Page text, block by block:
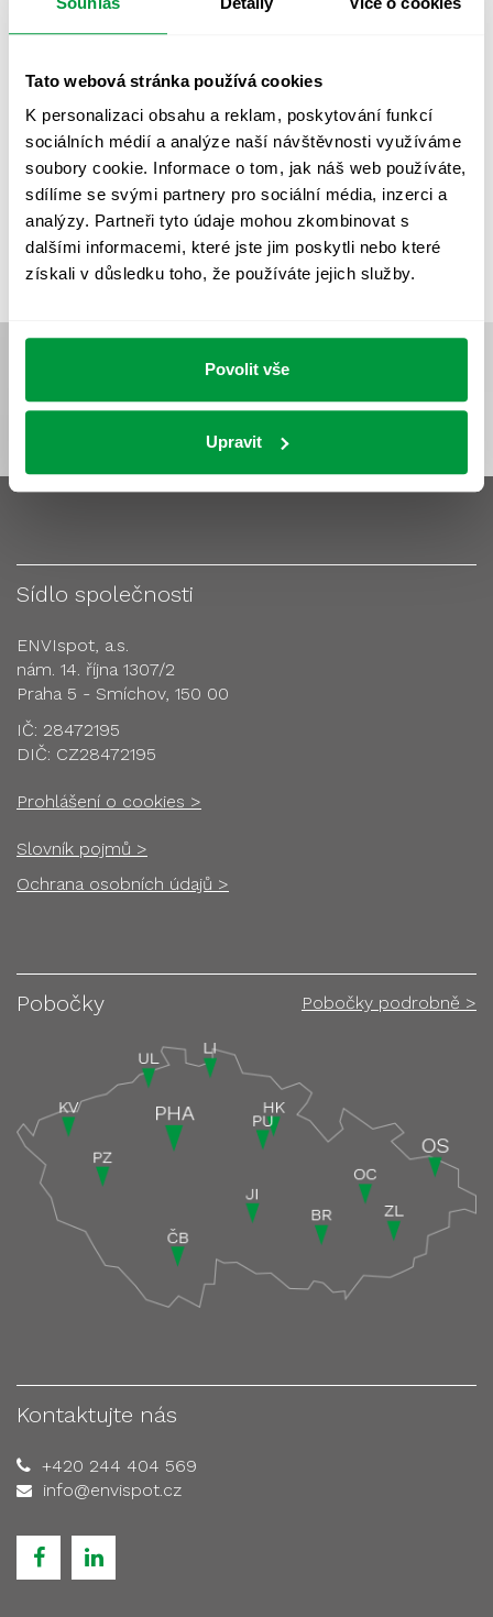
Tato webová stránka používá cookies
K personalizaci obsahu a reklam, poskytování funkcí
sociálních médií a analýze naší návštěvnosti využíváme
soubory cookie. Informace o tom, jak náš web používáte,
sdílíme se svými partnery pro sociální média, inzerci a
analýzy. Partneři tyto údaje mohou zkombinovat s
dalšími informacemi, které jste jim poskytli nebo které
získali v důsledku toho, že používáte jejich služby.
Povolit vše
Upravit
VÝPOČET OSVĚTLENÍ VÝPOČET ZASTÍNĚNÍ
VÝPOČTY A NÁVRHY
ZKOUŠKY NOUZOVÉHO OSVĚTLENÍ
Sídlo společnosti
ENVIspot, a.s.
nám. 14. října 1307/2
Praha 5 - Smíchov, 150 00
IČ: 28472195
DIČ: CZ28472195
Prohlášení o cookies >
Slovník pojmů >
Ochrana osobních údajů >
Pobočky Pobočky podrobně >
Kontaktujte nás
+420 244 404 569
info@envispot.cz